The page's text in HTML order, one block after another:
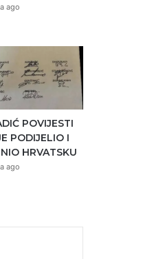
ago
POVIJESTI
PODIJELIO I
HRVATSKU
ago